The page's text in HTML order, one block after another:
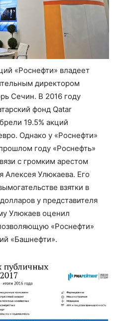
«Роснефти» владеет
директором
Сечин. В 2016 году
фонд Qatar
19.5% акций
Однако у «Роснефти»
году «Роснефть»
с громким арестом
Алексея Улюкаева. Его
взятки в
у представителя
Улюкаев оценил
«Роснефти»
«Башнефти».